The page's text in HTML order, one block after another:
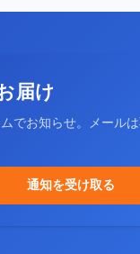
届け
でお知らせ。メール
通知を受け取る